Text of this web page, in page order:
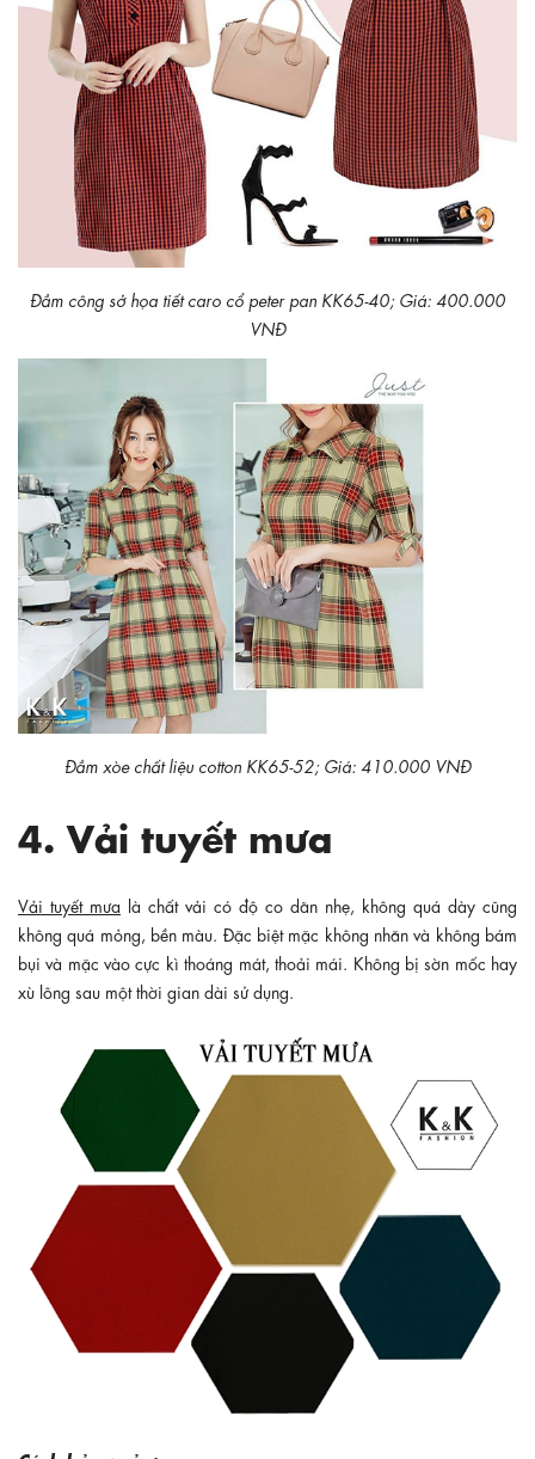
Đầm công sở họa tiết caro cổ peter pan KK65-40; Giá: 400.000
VNĐ
Đầm xòe chất liệu cotton KK65-52; Giá: 410.000 VNĐ
4. Vải tuyết mưa
Vải tuyết mưa là chất vải có độ co dãn nhẹ, không quá dày cũng
không quá mỏng, bền màu. Đặc biệt mặc không nhăn và không bám
bụi và mặc vào cực kì thoáng mát, thoải mái. Không bị sờn mốc hay
xù lông sau một thời gian dài sử dụng.